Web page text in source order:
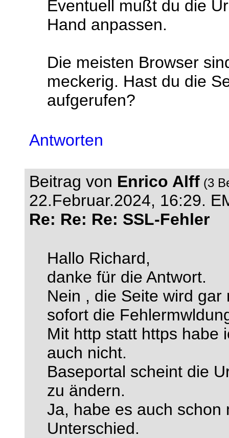
Eventuell mußt du die
Hand anpassen.
Die meisten Browser
meckerig. Hast du die
aufgerufen?
Antworten
Beitrag von Enrico Alff (3
22.Februar.2024, 16:29.
Re: Re: Re: SSL-Fehler
Hallo Richard,
danke für die Antwort.
Nein , die Seite wird
sofort die
Mit http statt https habe
auch nicht.
Baseportal scheint die
zu ändern.
Ja, habe es auch schon
Unterschied.